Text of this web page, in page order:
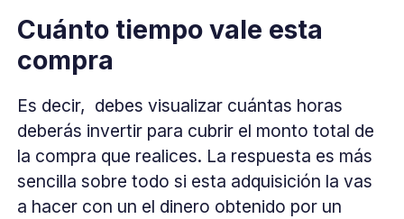
Cuánto tiempo vale esta
compra
Es decir, debes visualizar cuántas horas
deberás invertir para cubrir el monto total de
la compra que realices. La respuesta es más
sencilla sobre todo si esta adquisición la vas
a hacer con un el dinero obtenido por un